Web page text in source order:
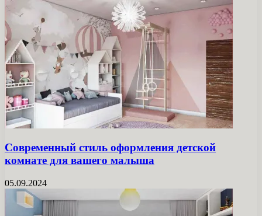
Современный стиль оформления детской
комнате для вашего малыша
05.09.2024